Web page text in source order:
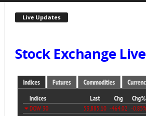
Live Updates
Stock Exchange Live